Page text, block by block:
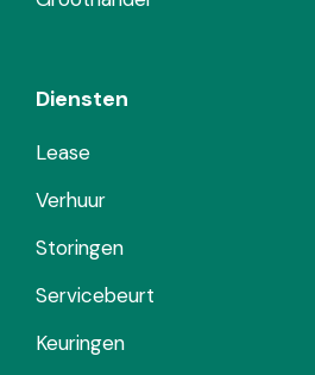
Diensten
Lease
Verhuur
Storingen
Servicebeurt
Keuringen